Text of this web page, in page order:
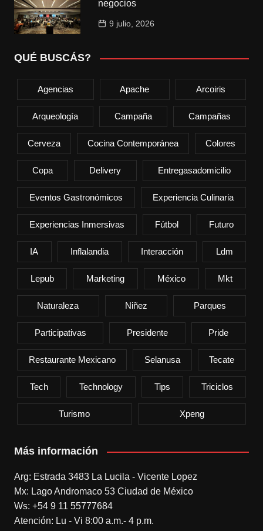
negocios
9 julio, 2026
QUÉ BUSCÁS?
Agencias Apache Arcoiris
Arqueología Campaña Campañas
Cerveza Cocina Contemporánea Colores
Copa Delivery Entregasadomicilio
Eventos Gastronómicos Experiencia Culinaria
Experiencias Inmersivas Fútbol Futuro
IA Inflalandia Interacción Ldm
Lepub Marketing México Mkt
Naturaleza Niñez Parques
Participativas Presidente Pride
Restaurante Mexicano Selanusa Tecate
Tech Technology Tips Triciclos
Turismo Xpeng
Más información
Arg: Estrada 3483 La Lucila - Vicente Lopez
Mx: Lago Andromaco 53 Ciudad de México
Ws: +54 9 11 55777684
Atención: Lu - Vi 8:00 a.m.- 4 p.m.